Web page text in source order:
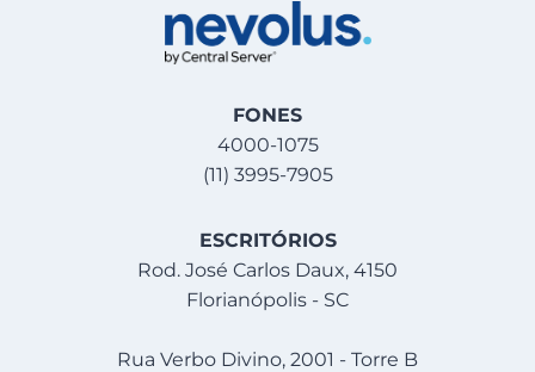
FONES
4000-1075
(11) 3995-7905
ESCRITÓRIOS
Rod. José Carlos Daux, 4150
Florianópolis - SC
Rua Verbo Divino, 2001 - Torre B